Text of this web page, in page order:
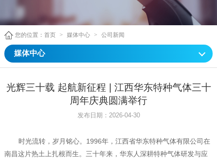
您的位置： 首页 > 媒体中心 > 公司新闻
媒体中心
光辉三十载 起航新征程 | 江西华东特种气体三十
周年庆典圆满举行
发布日期：2026-04-30
时光流转，岁月铭心。 1996年，江西省华东特种气体有限公司在
南昌这片热土上扎根而生。三十年来，华东人深耕特种气体研发与应